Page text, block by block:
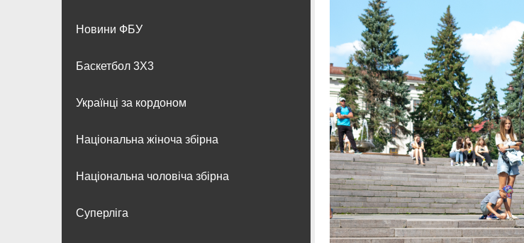
Новини ФБУ
Баскетбол 3Х3
Українці за кордоном
Національна жіноча збірна
Національна чоловіча збірна
Суперліга